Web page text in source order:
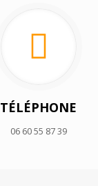
TÉLÉPHONE
06 60 55 87 39